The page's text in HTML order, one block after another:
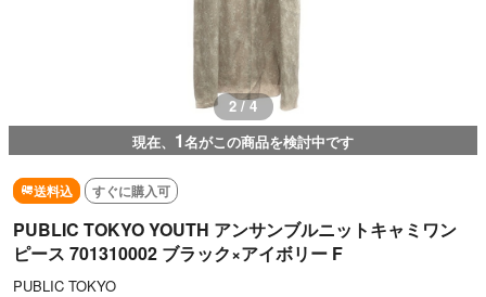
2 / 4
現在、 1名がこの商品を検討中です
送料込 すぐに購入可
PUBLIC TOKYO YOUTH アンサンブルニットキャミワン
ピース 701310002 ブラック×アイボリー F
PUBLIC TOKYO